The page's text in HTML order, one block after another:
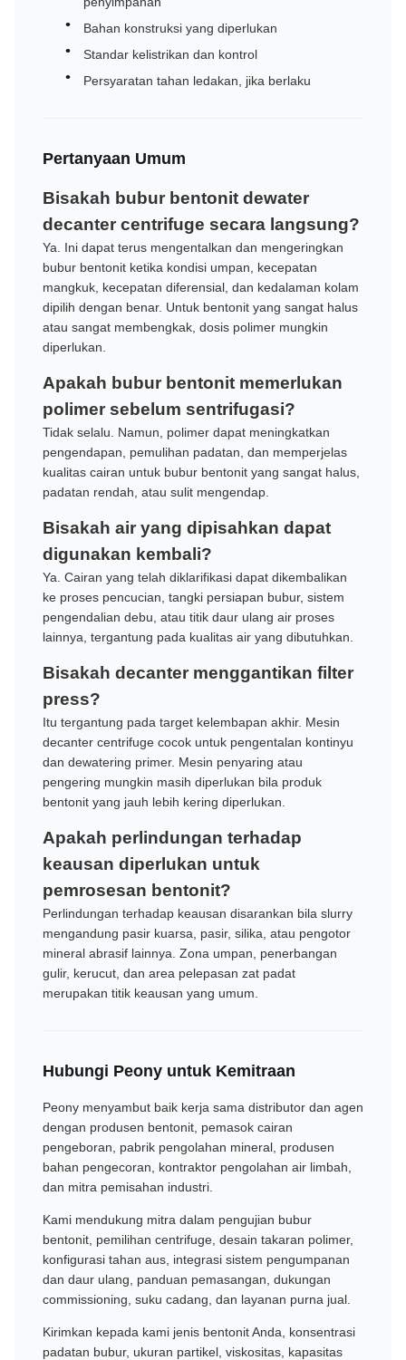
Bahan konstruksi yang diperlukan
Standar kelistrikan dan kontrol
Persyaratan tahan ledakan, jika berlaku
Pertanyaan Umum
Bisakah bubur bentonit dewater
decanter centrifuge secara langsung?
Ya. Ini dapat terus mengentalkan dan mengeringkan
bubur bentonit ketika kondisi umpan, kecepatan
mangkuk, kecepatan diferensial, dan kedalaman kolam
dipilih dengan benar. Untuk bentonit yang sangat halus
atau sangat membengkak, dosis polimer mungkin
diperlukan.
Apakah bubur bentonit memerlukan
polimer sebelum sentrifugasi?
Tidak selalu. Namun, polimer dapat meningkatkan
pengendapan, pemulihan padatan, dan memperjelas
kualitas cairan untuk bubur bentonit yang sangat halus,
padatan rendah, atau sulit mengendap.
Bisakah air yang dipisahkan dapat
digunakan kembali?
Ya. Cairan yang telah diklarifikasi dapat dikembalikan
ke proses pencucian, tangki persiapan bubur, sistem
pengendalian debu, atau titik daur ulang air proses
lainnya, tergantung pada kualitas air yang dibutuhkan.
Bisakah decanter menggantikan filter
press?
Itu tergantung pada target kelembapan akhir. Mesin
decanter centrifuge cocok untuk pengentalan kontinyu
dan dewatering primer. Mesin penyaring atau
pengering mungkin masih diperlukan bila produk
bentonit yang jauh lebih kering diperlukan.
Apakah perlindungan terhadap
keausan diperlukan untuk
pemrosesan bentonit?
Perlindungan terhadap keausan disarankan bila slurry
mengandung pasir kuarsa, pasir, silika, atau pengotor
mineral abrasif lainnya. Zona umpan, penerbangan
gulir, kerucut, dan area pelepasan zat padat
merupakan titik keausan yang umum.
Hubungi Peony untuk Kemitraan
Peony menyambut baik kerja sama distributor dan agen
dengan produsen bentonit, pemasok cairan
pengeboran, pabrik pengolahan mineral, produsen
bahan pengecoran, kontraktor pengolahan air limbah,
dan mitra pemisahan industri.
Kami mendukung mitra dalam pengujian bubur
bentonit, pemilihan centrifuge, desain takaran polimer,
konfigurasi tahan aus, integrasi sistem pengumpanan
dan daur ulang, panduan pemasangan, dukungan
commissioning, suku cadang, dan layanan purna jual.
Kirimkan kepada kami jenis bentonit Anda, konsentrasi
padatan bubur, ukuran partikel, viskositas, kapasitas